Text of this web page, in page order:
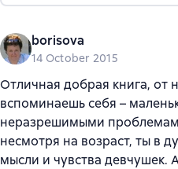
borisova
14 October 2015
Отличная добрая книга, от
вспоминаешь себя –
неразрешимыми
несмотря на возраст, ты в
мысли и чувства девчушек.